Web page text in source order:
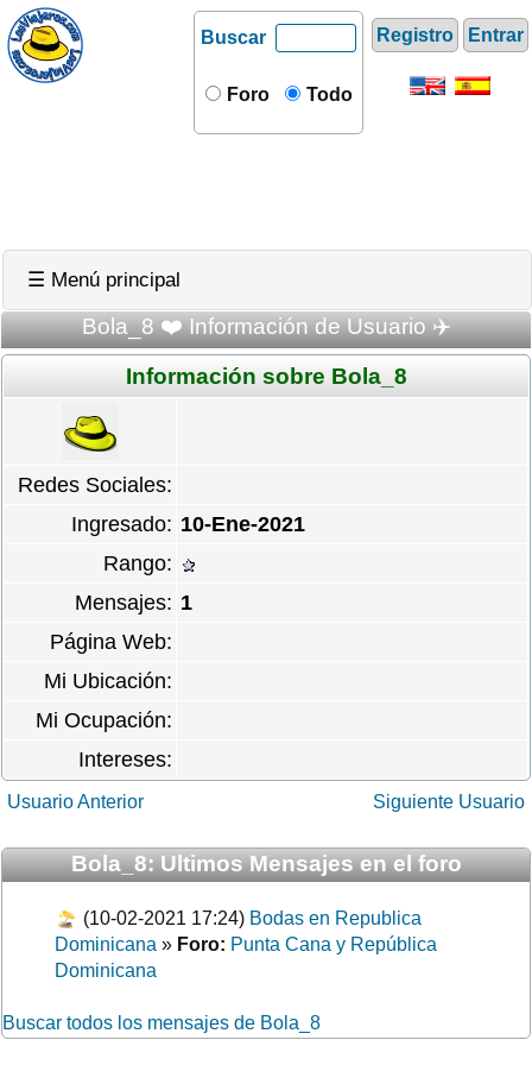
Registro Entrar
Buscar
Foro Todo
☰ Menú principal
Bola_8 ❤️ Información de Usuario ✈️
Información sobre Bola_8
Redes Sociales:
Ingresado: 10-Ene-2021
Rango:
Mensajes: 1
Página Web:
Mi Ubicación:
Mi Ocupación:
Intereses:
Usuario Anterior Siguiente Usuario
Bola_8: Ultimos Mensajes en el foro
(10-02-2021 17:24) Bodas en Republica
Dominicana » Foro: Punta Cana y República
Dominicana
Buscar todos los mensajes de Bola_8